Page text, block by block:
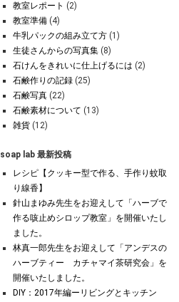
教室レポート (2)
教室準備 (4)
牛乳パックの組み立て方 (1)
生徒さんからの写真集 (8)
石けんをきれいに仕上げるには (2)
石鹸作りの記録 (25)
石鹸写真 (22)
石鹸素材について (13)
雑貨 (12)
soap lab 最新投稿
レシピ【クッキー型で作る、手作り蚊取
り線香】
針山まゆみ先生をお迎えして「ハーブで
作る咳止めシロップ教室」を開催いたし
ました。
林真一郎先生をお迎えして「アンデスの
ハーブティー カチャマイ茶研究会」を
開催いたしました。
DIY：2017年編ーリビングとキッチン